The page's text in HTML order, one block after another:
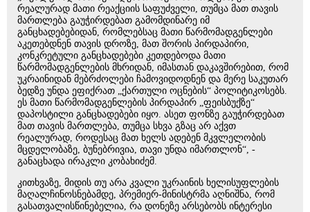
რეალურად მათი რეაქციის საფუძველი, თუმცა მათ თავის
მართლება გაუჭირდებათ გამომდინარე იმ
განცხადებებიდან, რომლებსაც მათი წარმომადგენლები
აკეთებდნენ თავის დროზე, მათ შორის პირდაპირი,
კონკრეტული განცხადებები კეთდებოდა მათი
წარმომადგენლების მხრიდან, იმასთან დაკავშირებით, რომ
უკრაინიდან მებრძოლები ჩამოვიდოდნენ და მერე საკუთარ
ბედზე უნდა ეფიქრათ „ქართული ოცნების“ პოლიტიკოსებს.
ეს მათი წარმომადგენლების პირდაპირ „ფეისბუქზე“
დაპოსტილი განცხადებები იყო. ასეთ ფონზე გაუჭირდებათ
მათ თავის მართლება, თუმცა სხვა გზაც არ აქვთ
რეალურად, როდესაც მათ ხელს ადებენ მკვლელობის
მცდელობაზე, ბუნებრივია, თავი უნდა იმართლონ“, -
განაცხადა ირაკლი კობახიძემ.
კითხვაზე, მიდის თუ არა კვალი უკრაინის ხელისუფლების
მაღალჩინოსნებამდე, პრემიერ-მინისტრმა აღნიშნა, რომ
გასათვალისწინებელია, რა დონეზე არსებობს ინტერესი